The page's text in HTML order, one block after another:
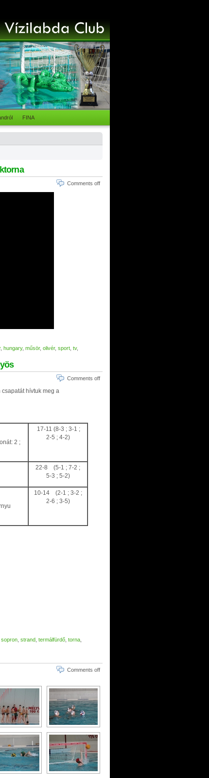
FINA
Comments off
, hungary, műsör, olivér, sport tv,
Comments off
hívtuk meg a
2 ;
17-11 (8-3 ; 3-1 ;
2-5 ; 4-2)
22-8 (5-1 ; 7-2 ;
5-3 ; 5-2)
10-14 (2-1 ; 3-2 ;
2-6 ; 3-5)
sopron strand termálfürdő torna
Comments off